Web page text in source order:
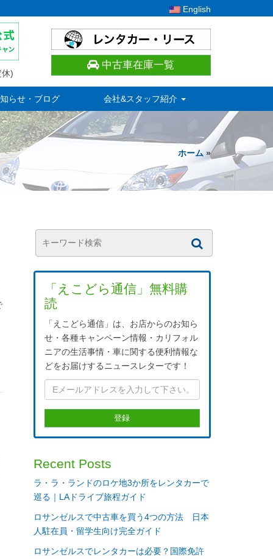
English
)
中古車在庫一覧
らせ・ブログ 会社&スタッフ紹介
ホーム »
「えこどら通信」無料購
読
「えこどら通信」は、お店からのお知ら
せ・各種キャンペーン情報・カリフォル
ニアの生活事情・車に関する便利情報な
どをお届けするニュースレターです！
Recent Posts
ラ・ラ・ランドのロケ地3か所をレンタカーで
巡る｜LAドライブ旅程ガイド
ロサンゼルスで中古車を買う4つの方法 日本
人駐在員・留学生向け完全ガイド
ロサンゼルスでレンタカーは必要？国際免許